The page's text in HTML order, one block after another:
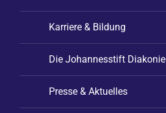
Karriere & Bildung
Die Johannesstift Diakonie
Presse & Aktuelles